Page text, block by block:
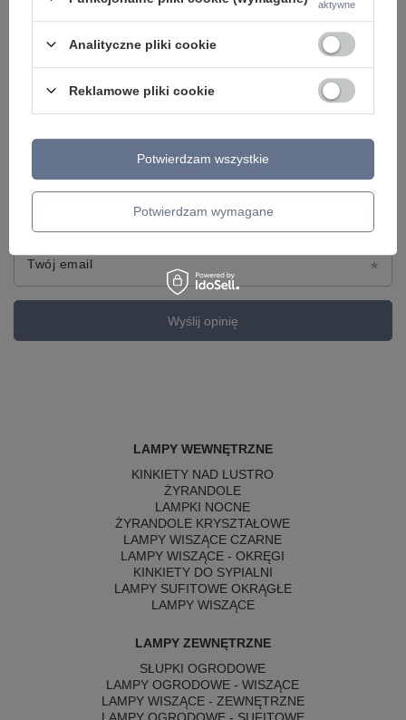
Treść twojej opinii
Twój email
Wyślij opinię
LAMPY WEWNĘTRZNE
KINKIETY NAD LUSTRO
ŻYRANDOLE
LAMPKI NOCNE
ŻYRANDOLE KRYSZTAŁOWE
LAMPY WISZĄCE CZARNE
LAMPY WISZĄCE - OKRĘGI
KINKIETY DO SYPIALNI
LAMPY SUFITOWE OKRĄGŁE
LAMPY WISZĄCE
LAMPY ZEWNĘTRZNE
SŁUPKI OGRODOWE
LAMPY OGRODOWE - WISZĄCE
LAMPY WISZĄCE - ZEWNĘTRZNE
aktywne
Analityczne pliki cookie
Reklamowe pliki cookie
Potwierdzam wymagane
Potwierdzam wszystkie